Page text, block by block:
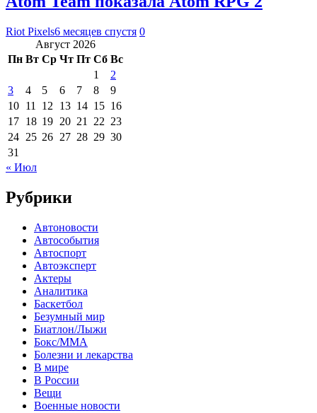
Riot Pixels6 месяцев спустя 0
Август 2026
Пн Вт Ср Чт Пт Сб Вс
1
2
3
4 5 6 7 8
9
10 11 12 13 14 15 16
17 18 19 20 21 22 23
24 25 26 27 28 29 30
31
« Июл
Рубрики
Автоновости
Автособытия
Автоспорт
Автоэксперт
Актеры
Аналитика
Баскетбол
Безумный мир
Биатлон/Лыжи
Бокс/MMA
Болезни и лекарства
В мире
В России
Вещи
Военные новости